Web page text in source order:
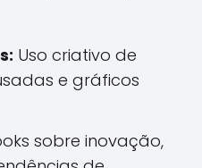
Uso criativo de
e gráficos
sobre inovação,